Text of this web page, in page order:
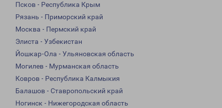
Псков - Республика Крым
Рязань - Приморский край
Москва - Пермский край
Элиста - Узбекистан
Йошкар-Ола - Ульяновская область
Могилев - Мурманская область
Ковров - Республика Калмыкия
Балашов - Ставропольский край
Ногинск - Нижегородская область